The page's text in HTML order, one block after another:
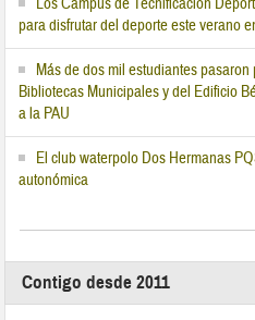
Los Campus de Tecnificación
para disfrutar del deporte este verano
Más de dos mil estudiantes
Bibliotecas Municipales y del Edificio
a la PAU
El club waterpolo Dos Hermanas
autonómica
Contigo desde 2011